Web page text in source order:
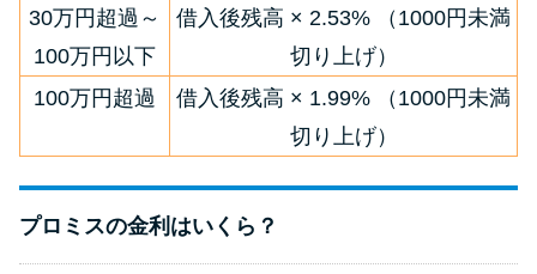
の対処法
申し込みブラックとは?判断の目
安や審査に通らない理由
ブラックでもお金を借りるに
は？3つの判断基準と工面法
30万円超過～
100万円以下
借入後残高 × 2.53% （1000円未満
切り上げ）
100万円超過
借入後残高 × 1.99% （1000円未満
切り上げ）
プロミスの金利はいくら？